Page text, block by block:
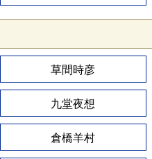
草間時彦
九堂夜想
倉橋羊村